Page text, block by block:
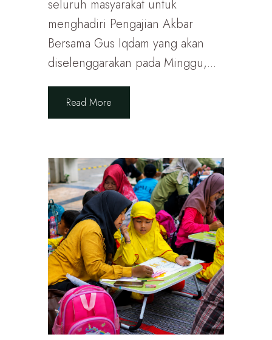
seluruh masyarakat untuk
menghadiri Pengajian Akbar
Bersama Gus Iqdam yang akan
diselenggarakan pada Minggu,...
Read More